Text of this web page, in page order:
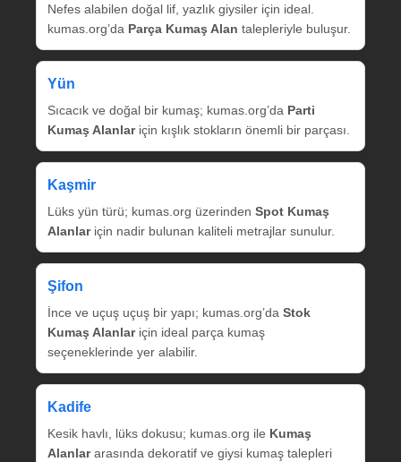
Nefes alabilen doğal lif, yazlık giysiler için ideal.
kumas.org’da Parça Kumaş Alan talepleriyle buluşur.
Yün
Sıcacık ve doğal bir kumaş; kumas.org’da Parti
Kumaş Alanlariçin kışlık stokların önemli bir parçası.
Kaşmir
Lüks yün türü; kumas.org üzerinden Spot Kumaş
Alanlariçin nadir bulunan kaliteli metrajlar sunulur.
Şifon
İnce ve uçuş uçuş bir yapı; kumas.org’da Stok
Kumaş Alanlariçin ideal parça kumaş
seçeneklerinde yer alabilir.
Kadife
Kesik havlı, lüks dokusu; kumas.org ile Kumaş
Alanlararasında dekoratif ve giysi kumaş talepleri